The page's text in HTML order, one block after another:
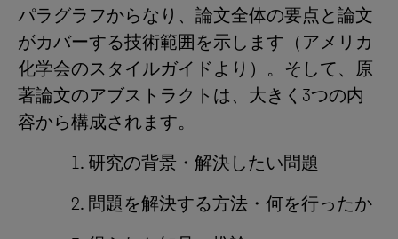
パラグラフからなり、論文全体の要点と論文
がカバーする技術範囲を示します（アメリカ
化学会のスタイルガイドより）。そして、原
著論文のアブストラクトは、大きく3つの内
容から構成されます。
1. 研究の背景・解決したい問題
2. 問題を解決する方法・何を行ったか